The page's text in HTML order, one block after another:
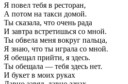
Я повел тебя в ресторан,
А потом на такси домой.
Ты сказала, что очень рада
И завтра встретишься со мной.
Ты обвела меня вокруг пальца,
Я знаю, что ты играла со мной.
Я обещал прийти, я здесь.
Ты обещала — тебя здесь нет.
И букет в моих руках